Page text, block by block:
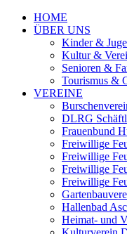
HOME
ÜBER UNS
Kinder &
Kultur &
Senioren &
Tourismus &
VEREINE
DLRG
Frauenbund
Freiwillige
Freiwillige
Freiwillige
Freiwillige
Hallenbad
Heimat- und